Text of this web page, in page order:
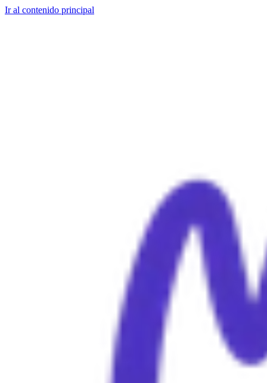
Ir al contenido principal